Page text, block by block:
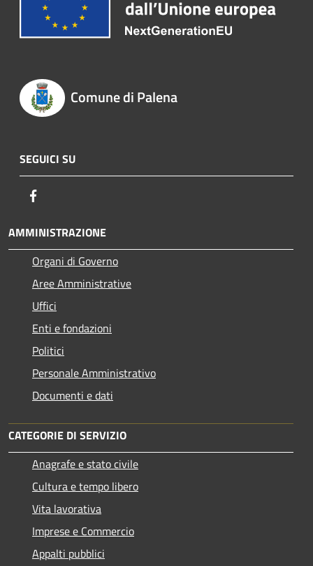
Comune di Palena
SEGUICI SU
AMMINISTRAZIONE
Organi di Governo
Aree Amministrative
Uffici
Enti e fondazioni
Politici
Personale Amministrativo
Documenti e dati
CATEGORIE DI SERVIZIO
Anagrafe e stato civile
Cultura e tempo libero
Vita lavorativa
Imprese e Commercio
Appalti pubblici